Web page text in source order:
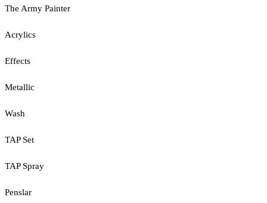
The Army Painter
Acrylics
Effects
Metallic
Wash
TAP Set
TAP Spray
Penslar